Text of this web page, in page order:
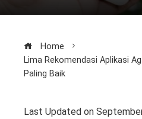
Home
Lima Rekomendasi Aplikasi
Paling Baik
Last Updated on